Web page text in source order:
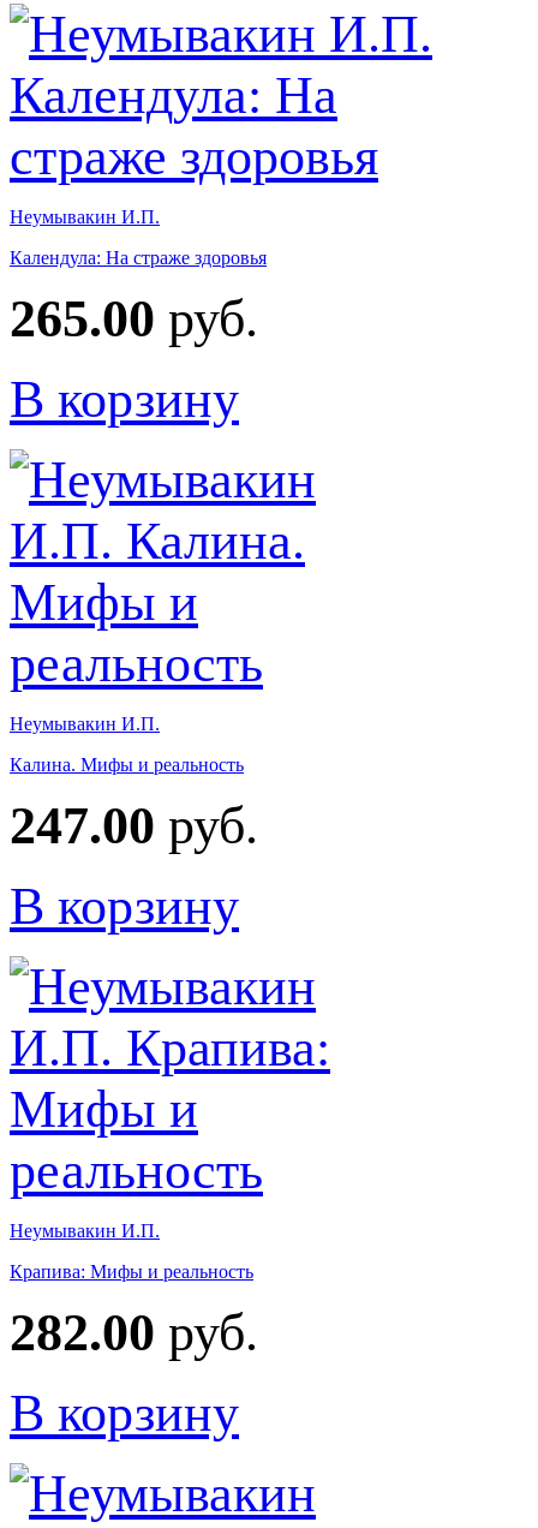
Неумывакин И.П.
Календула: На страже здоровья
265.00 руб.
В корзину
Неумывакин И.П.
Калина. Мифы и реальность
247.00 руб.
В корзину
Неумывакин И.П.
Крапива: Мифы и реальность
282.00 руб.
В корзину